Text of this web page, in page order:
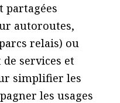
partagées
autoroutes,
relais) ou
services et
simplifier les
les usages